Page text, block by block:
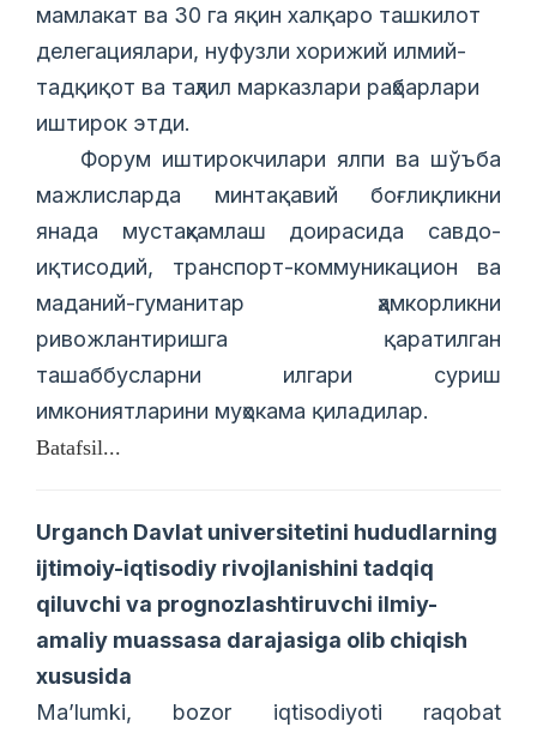
мамлакат ва 30 га яқин халқаро ташкилот
делегациялари, нуфузли хорижий илмий-
тадқиқот ва таҳлил марказлари раҳбарлари
иштирок этди.
Форум иштирокчилари ялпи ва шўъба
мажлисларда минтақавий боғлиқликни
янада мустаҳкамлаш доирасида савдо-
иқтисодий, транспорт-коммуникацион ва
маданий-гуманитар ҳамкорликни
ривожлантиришга қаратилган
ташаббусларни илгари суриш
имкониятларини муҳокама қиладилар.
Batafsil...
Urganch Davlat universitetini hududlarning
ijtimoiy-iqtisodiy rivojlanishini tadqiq
qiluvchi va prognozlashtiruvchi ilmiy-
amaliy muassasa darajasiga olib chiqish
xususida
Ma’lumki, bozor iqtisodiyoti raqobat